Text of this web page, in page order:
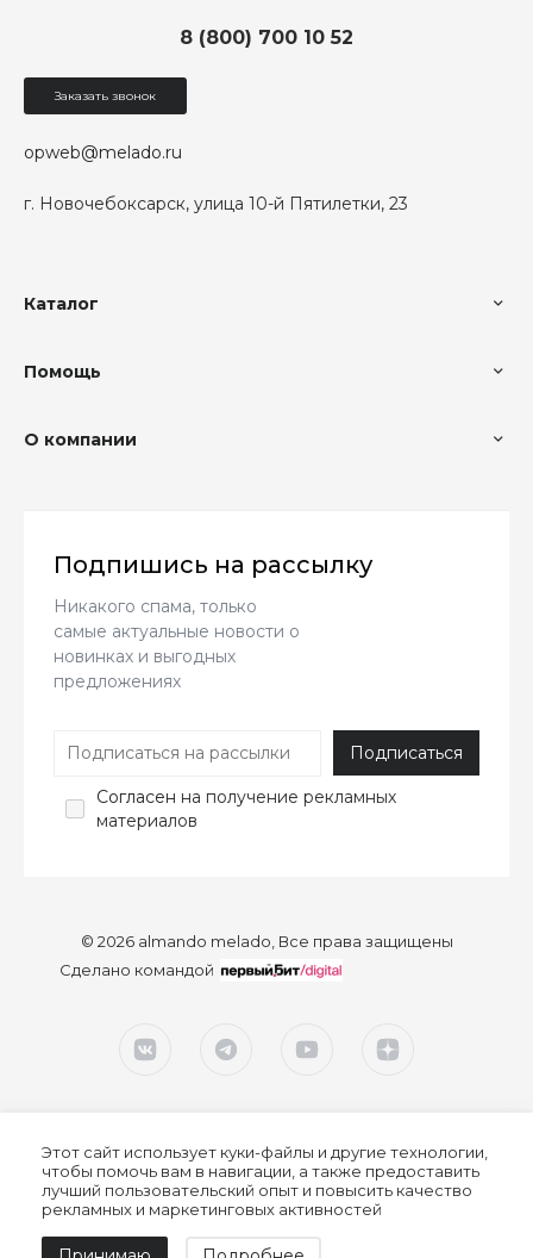
г. Новочебоксарск, улица 10-й Пятилетки, 23
8 (800) 700 10 52
opweb@melado.ru
Заказать звонок
Каталог
Помощь
О компании
Подпишись на рассылку
Никакого спама, только
самые актуальные новости о
новинках и выгодных
предложениях
Согласен на получение рекламных
материалов
© 2026 almando melado, Все права защищены
Сделано командой
Согласие на обработку персональных данных
Этот сайт использует куки-файлы и другие технологии,
чтобы помочь вам в навигации, а также предоставить
лучший пользовательский опыт и повысить качество
рекламных и маркетинговых активностей